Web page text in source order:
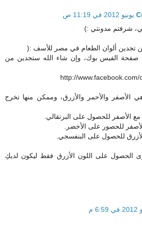
شرفتم مدونتي :)
تجدين ألوان الطعام في مصر للأسف :(
الفيس بوك، وإن شاء الله ستجدين من
http://
هي الأصفر والأحمر والأزرق، وممكن منها تخرج
الأصفر للحصول على البرتقالي.
للحصور على الأخضر.
للحصول على البنفسجي.
الحصول على اللون الأزرق فقط ليكون لديكِ